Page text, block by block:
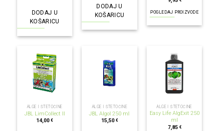
DODAJ U
KOŠARICU
DODAJ U
KOŠARICU
POGLEDAJ PROIZVODE
ALGE I ŠTETOČINE
JBL LimCollect II
14,00€
ALGE I ŠTETOČINE
JBL Algol 250 ml
15,50 €
ALGE I ŠTETOČINE
Easy Life AlgExit 250
ml
7,85 €